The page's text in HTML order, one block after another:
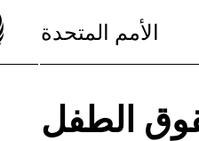
الأمم المتحدة
الطفل